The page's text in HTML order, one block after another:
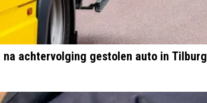
achtervolging gestolen auto in Tilburg